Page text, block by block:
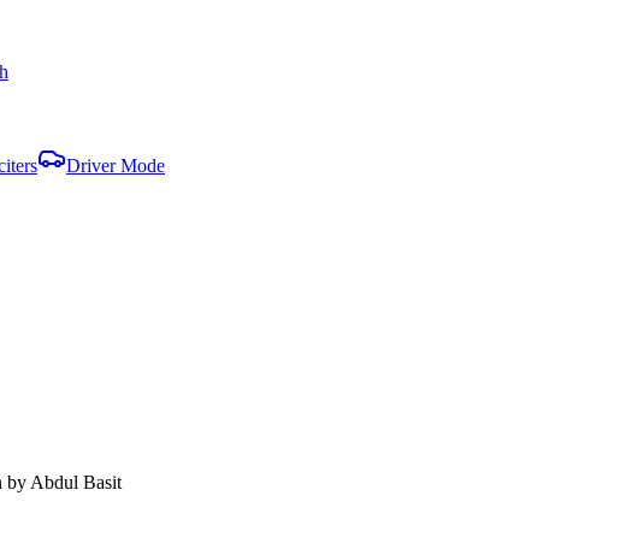
Driver Mode
by Abdul Basit